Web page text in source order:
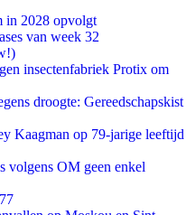
in 2028 opvolgt
van week 32
insectenfabriek Protix om
droogte: Gereedschapskist
Kaagman op 79-jarige leeftijd
volgens OM geen enkel